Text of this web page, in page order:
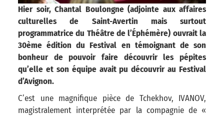
Hier soir, Chantal Boulongne (adjointe aux affaires
culturelles de Saint-Avertin mais surtout
programmatrice du Théâtre de l’Éphémère) ouvrait la
30ème édition du Festival en témoignant de son
bonheur de pouvoir faire découvrir les pépites
qu’elle et son équipe avait pu découvrir au Festival
d’Avignon.
C’est une magnifique pièce de Tchekhov, IVANOV,
magistralement interprétée par la compagnie de «